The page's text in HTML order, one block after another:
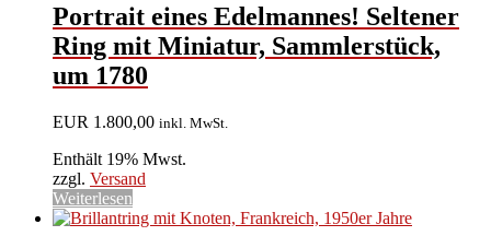
Portrait eines Edelmannes! Seltener
Ring mit Miniatur, Sammlerstück,
um 1780
EUR 1.800,00 inkl. MwSt.
Enthält 19% Mwst.
zzgl. Versand
Weiterlesen